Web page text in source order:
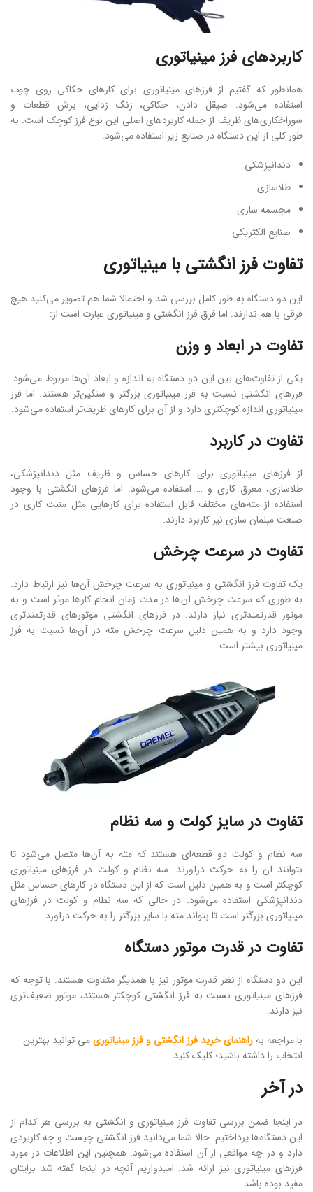
کاربردهای فرز مینیاتوری
همانطور که گفتیم از فرزهای مینیاتوری برای کارهای حکاکی روی چوب
استفاده می‌شود. صیقل دادن، حکاکی، زنگ زدایی، برش قطعات و
سوراخکاری‌های ظریف از جمله کاربردهای اصلی این نوع فرز کوچک است. به
طور کلی از این دستگاه در صنایع زیر استفاده می‌شود:
دندانپزشکی
طلاسازی
مجسمه سازی
صنایع الکتریکی
تفاوت فرز انگشتی با مینیاتوری
این دو دستگاه به طور کامل بررسی شد و احتمالا شما هم تصویر می‌کنید هیچ
فرقی با هم ندارند. اما فرق فرز انگشتی و مینیاتوری عبارت است از:
تفاوت در ابعاد و وزن
یکی از تفاوت‌های بین این دو دستگاه به اندازه و ابعاد آن‌ها مربوط می‌شود.
فرزهای انگشتی نسبت به فرز مینیاتوری بزرگتر و سنگین‌تر هستند. اما فرز
مینیاتوری اندازه کوچکتری دارد و از آن برای کارهای ظریف‌تر استفاده می‌شود.
تفاوت در کاربرد
از فرزهای مینیاتوری برای کارهای حساس و ظریف مثل دندانپزشکی،
طلاسازی، معرق کاری و … استفاده می‌شود. اما فرزهای انگشتی با وجود
استفاده از مته‌های مختلف قابل استفاده برای کارهایی مثل منبت کاری در
صنعت مبلمان سازی نیز کاربرد دارند.
تفاوت در سرعت چرخش
یک تفاوت فرز انگشتی و مینیاتوری به سرعت چرخش آن‌ها نیز ارتباط دارد.
به طوری که سرعت چرخش آن‌ها در مدت زمان انجام کارها موثر است و به
موتور قدرتمندتری نیاز دارند. در فرزهای انگشتی موتورهای قدرتمندتری
وجود دارد و به همین دلیل سرعت چرخش مته در آن‌ها نسبت به فرز
مینیاتوری بیشتر است.
تفاوت در سایز کولت و سه نظام
سه نظام و کولت دو قطعه‌ای هستند که مته به آن‌ها متصل می‌شود تا
بتوانند آن را به حرکت درآورند. سه نظام و کولت در فرزهای مینیاتوری
کوچکتر است و به همین دلیل است که از این دستگاه در کارهای حساس مثل
دندانپزشکی استفاده می‌شود. در حالی که سه نظام و کولت در فرزهای
مینیاتوری بزرگتر است تا بتواند مته با سایز بزرگتر را به حرکت درآورد.
تفاوت در قدرت موتور دستگاه
این دو دستگاه از نظر قدرت موتور نیز با همدیگر متفاوت هستند. با توجه که
فرزهای مینیاتوری نسبت به فرز انگشتی کوچکتر هستند، موتور ضعیف‌تری
نیز دارند.
با مراجعه بهراهنمای خرید فرز انگشتی و فرز مینیاتوریمی توانید بهترین
انتخاب را داشته باشید؛ کلیک کنید.
در آخر
در اینجا ضمن بررسی تفاوت فرز مینیاتوری و انگشتی به بررسی هر کدام از
این دستگاه‌ها پرداختیم. حالا شما می‌دانید فرز انگشتی چیست و چه کاربردی
دارد و در چه مواقعی از آن استفاده می‌شود. همچنین این اطلاعات در مورد
فرزهای مینیاتوری نیز ارائه شد. امیدواریم آنچه در اینجا گفته شد برایتان
مفید بوده باشد.